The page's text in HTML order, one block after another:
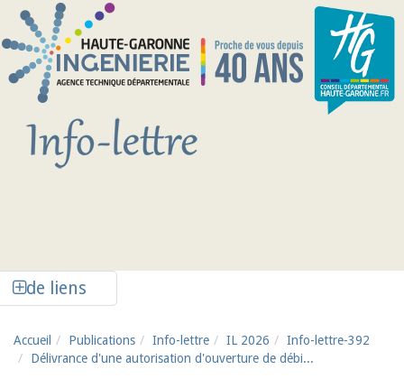
Aller au contenu principal
de liens
Accueil Publications Info-lettre IL 2026
Info-lettre-392
Délivrance d'une autorisation d'ouverture de débi...